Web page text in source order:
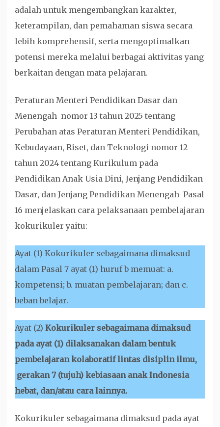
adalah untuk mengembangkan karakter,
keterampilan, dan pemahaman siswa secara
lebih komprehensif, serta mengoptimalkan
potensi mereka melalui berbagai aktivitas yang
berkaitan dengan mata pelajaran.
Peraturan Menteri Pendidikan Dasar dan
Menengah nomor 13 tahun 2025 tentang
Perubahan atas Peraturan Menteri Pendidikan,
Kebudayaan, Riset, dan Teknologi nomor 12
tahun 2024 tentang Kurikulum pada
Pendidikan Anak Usia Dini, Jenjang Pendidikan
Dasar, dan Jenjang Pendidikan Menengah Pasal
16 menjelaskan cara pelaksanaan pembelajaran
kokurikuler yaitu:
Ayat (1) Kokurikuler sebagaimana dimaksud
dalam Pasal 7 ayat (1) huruf b memuat: a.
kompetensi; b. muatan pembelajaran; dan c.
beban belajar.
Ayat (2) Kokurikuler sebagaimana dimaksud
pada ayat (1) dilaksanakan dalam bentuk
pembelajaran kolaboratif lintas disiplin ilmu,
gerakan 7 (tujuh) kebiasaan anak Indonesia
hebat, dan/atau cara lainnya.
Kokurikuler sebagaimana dimaksud pada ayat